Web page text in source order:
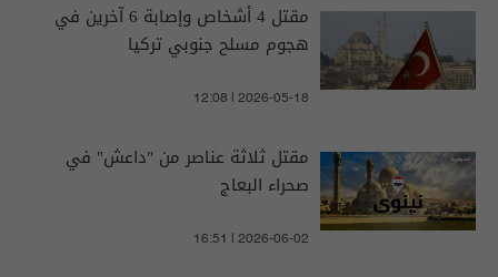
مقتل 4 أشخاص وإصابة 6 آخرين في
هجوم مسلح جنوبي تركيا
12:08 | 2026-05-18
مقتل ثلاثة عناصر من "داعش" في
صحراء البعاج
16:51 | 2026-06-02